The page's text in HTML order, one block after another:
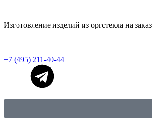
Изготовление изделий из оргстекла на заказ
+7 (495) 211-40-44